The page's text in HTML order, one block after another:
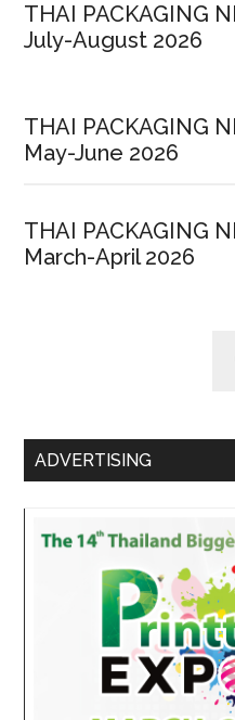
THAI PACKAGING
July-August 2026
THAI PACKAGING
May-June 2026
THAI PACKAGING
March-April 2026
ADVERTISING